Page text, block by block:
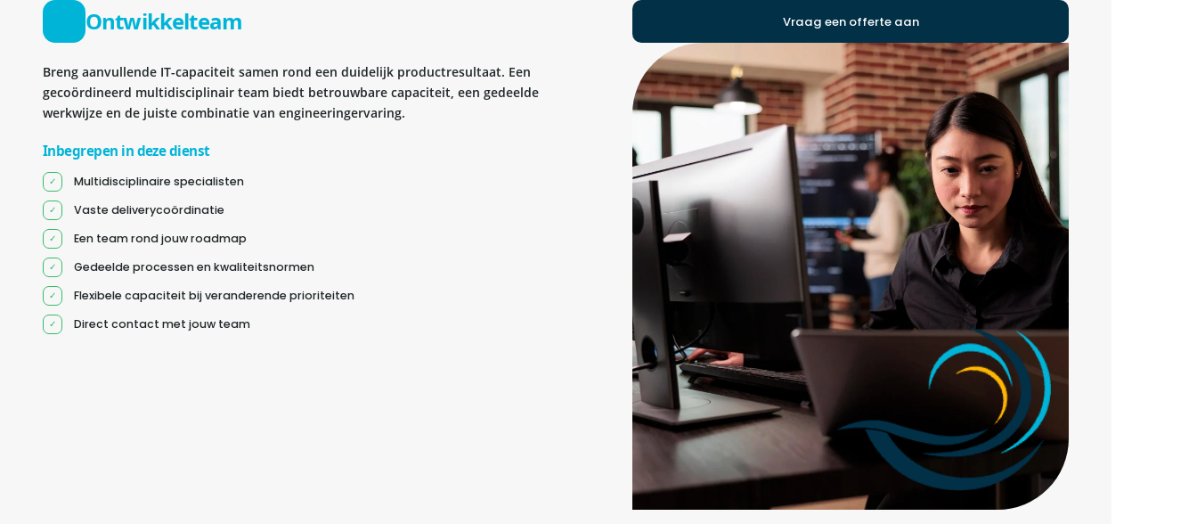
Ontwikkelteam
Breng aanvullende IT-capaciteit samen rond een duidelijk productresultaat. Een
gecoördineerd multidisciplinair team biedt betrouwbare capaciteit, een gedeelde
werkwijze en de juiste combinatie van engineeringervaring.
Inbegrepen in deze dienst
Multidisciplinaire specialisten
Vaste deliverycoördinatie
Een team rond jouw roadmap
Gedeelde processen en kwaliteitsnormen
Flexibele capaciteit bij veranderende prioriteiten
Direct contact met jouw team
Vraag een offerte aan